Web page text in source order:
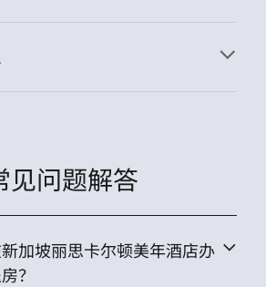
见问题解答
加坡丽思卡尔顿美年酒店办
？